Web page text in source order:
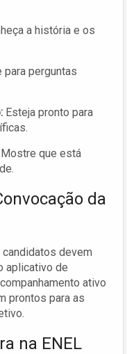
a história e os
para perguntas
Esteja pronto para
Mostre que está
da
candidatos devem
aplicativo de
ativo
prontos para as
na ENEL